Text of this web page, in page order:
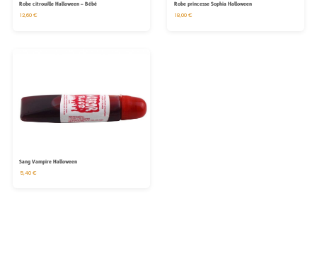
Robe citrouille Halloween – Bébé
12,60 €
Robe princesse Sophia Halloween
18,00 €
Sang Vampire Halloween
5,40 €